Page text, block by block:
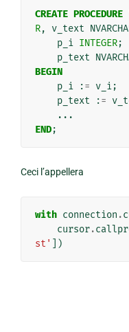
CREATE PROCEDURE
R, v_text
p_i INTEGER;
p_text
BEGIN
p_i
:= v_i;
p_text
:=
...
END;
Ceci l’appellera
with connection .
cursor.
st'
])